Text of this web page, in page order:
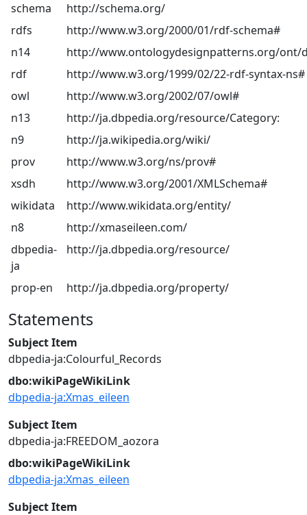
schema
http://schema.org/
rdfs
http://www.w3.org/2000/01/rdf-schema#
n14
http://www.ontologydesignpatterns.org/ont/
rdf
http://www.w3.org/1999/02/22-rdf-syntax-ns#
owl
http://www.w3.org/2002/07/owl#
n13
http://ja.dbpedia.org/resource/Category:
n9
http://ja.wikipedia.org/wiki/
prov
http://www.w3.org/ns/prov#
xsdh
http://www.w3.org/2001/XMLSchema#
wikidata
http://www.wikidata.org/entity/
n8
http://xmaseileen.com/
dbpedia-
ja
http://ja.dbpedia.org/resource/
prop-en http://ja.dbpedia.org/property/
Statements
Subject Item
dbpedia-ja:Colourful_Records
dbo:wikiPageWikiLink
dbpedia-ja:Xmas_eileen
Subject Item
dbpedia-ja:FREEDOM_aozora
dbo:wikiPageWikiLink
dbpedia-ja:Xmas_eileen
Subject Item